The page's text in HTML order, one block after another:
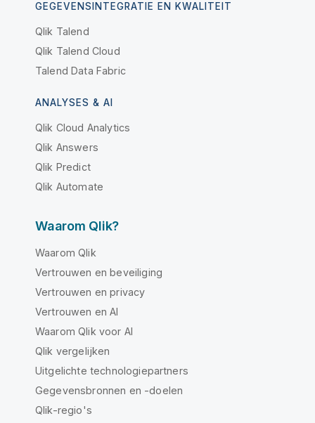
GEGEVENSINTEGRATIE EN KWALITEIT
Qlik Talend
Qlik Talend Cloud
Talend Data Fabric
ANALYSES & AI
Qlik Cloud Analytics
Qlik Answers
Qlik Predict
Qlik Automate
Waarom Qlik?
Waarom Qlik
Vertrouwen en beveiliging
Vertrouwen en privacy
Vertrouwen en AI
Waarom Qlik voor AI
Qlik vergelijken
Uitgelichte technologiepartners
Gegevensbronnen en -doelen
Qlik-regio's